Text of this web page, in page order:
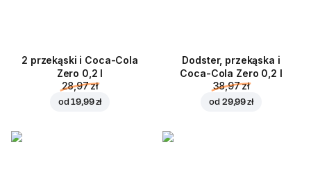
2 przekąski i Coca-Cola
Zero 0,2 l
28,97 zł
od19,99 zł
Dodster, przekąska i
Coca-Cola Zero 0,2 l
38,97 zł
od 29,99 zł